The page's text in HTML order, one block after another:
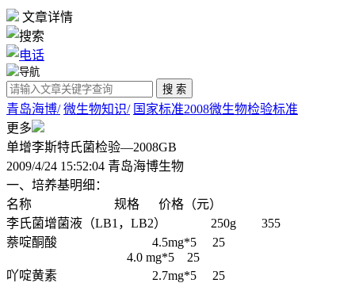
文章详情
青岛海博/ 微生物知识/ 国家标准2008微生物检验标准
更多
单增李斯特氏菌检验—2008GB
2009/4/24 15:52:04 青岛海博生物
一、培养基明细：
名称 规格 价格（元）
李氏菌增菌液（LB1，LB2） 250g 355
萘啶酮酸 4.5mg*5 25
4.0 mg*5 25
吖啶黄素 2.7mg*5 25